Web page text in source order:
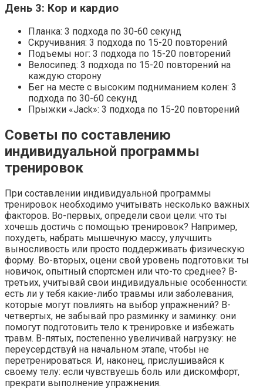
День 3: Кор и кардио
Планка: 3 подхода по 30-60 секунд
Скручивания: 3 подхода по 15-20 повторений
Подъемы ног: 3 подхода по 15-20 повторений
Велосипед: 3 подхода по 15-20 повторений на
каждую сторону
Бег на месте с высоким подниманием колен: 3
подхода по 30-60 секунд
Прыжки «Jack»: 3 подхода по 15-20 повторений
Советы по составлению
индивидуальной программы
тренировок
При составлении индивидуальной программы
тренировок необходимо учитывать несколько важных
факторов. Во-первых, определи свои цели: что ты
хочешь достичь с помощью тренировок? Например,
похудеть, набрать мышечную массу, улучшить
выносливость или просто поддерживать физическую
форму. Во-вторых, оцени свой уровень подготовки: ты
новичок, опытный спортсмен или что-то среднее? В-
третьих, учитывай свои индивидуальные особенности:
есть ли у тебя какие-либо травмы или заболевания,
которые могут повлиять на выбор упражнений? В-
четвертых, не забывай про разминку и заминку: они
помогут подготовить тело к тренировке и избежать
травм. В-пятых, постепенно увеличивай нагрузку: не
переусердствуй на начальном этапе, чтобы не
перетренироваться. И, наконец, прислушивайся к
своему телу: если чувствуешь боль или дискомфорт,
прекрати выполнение упражнения.